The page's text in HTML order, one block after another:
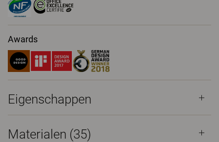
Awards
Eigenschappen
Materialen (35)